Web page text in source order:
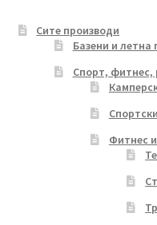
Сите производи
Базени и летна
Спорт, фитнес,
Фитнес